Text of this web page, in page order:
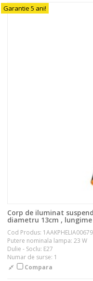
Garantie 5 ani!
Corp de iluminat
diametru 13cm ,
Cod Produs: 1AAKPHELIA00679
Putere nominala lampa: 23 W
Dulie - Soclu: E27
Numar de surse: 1
Compara